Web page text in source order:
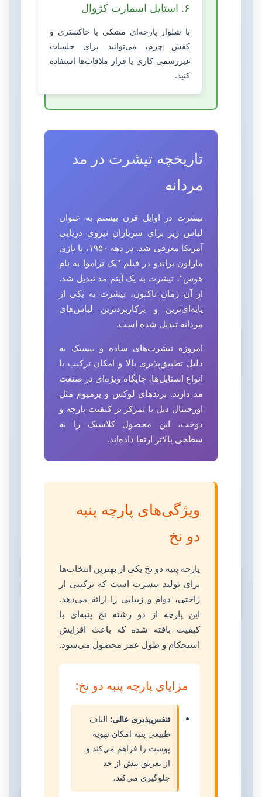
۶. استایل اسمارت کژوال
با شلوار پارچه‌ای مشکی یا خاکستری و
کفش چرم، می‌توانید برای جلسات
غیررسمی کاری یا قرار ملاقات‌ها استفاده
کنید.
تاریخچه تیشرت در مد
مردانه
تیشرت در اوایل قرن بیستم به عنوان
لباس زیر برای سربازان نیروی دریایی
آمریکا معرفی شد. در دهه ۱۹۵۰، با بازی
مارلون براندو در فیلم "یک تراموا به نام
هوس"، تیشرت به یک آیتم مد تبدیل شد.
از آن زمان تاکنون، تیشرت به یکی از
پایه‌ای‌ترین و پرکاربردترین لباس‌های
مردانه تبدیل شده است.
امروزه تیشرت‌های ساده و بیسیک به
دلیل تطبیق‌پذیری بالا و امکان ترکیب با
انواع استایل‌ها، جایگاه ویژه‌ای در صنعت
مد دارند. برندهای لوکس و پرمیوم مثل
اورجینال دیل با تمرکز بر کیفیت پارچه و
دوخت، این محصول کلاسیک را به
سطحی بالاتر ارتقا داده‌اند.
ویژگی‌های پارچه پنبه
دو نخ
پارچه پنبه دو نخ یکی از بهترین انتخاب‌ها
برای تولید تیشرت است که ترکیبی از
راحتی، دوام و زیبایی را ارائه می‌دهد.
این پارچه از دو رشته نخ پنبه‌ای با
کیفیت بافته شده که باعث افزایش
استحکام و طول عمر محصول می‌شود.
مزایای پارچه پنبه دو نخ:
تنفس‌پذیری عالی: الیاف
طبیعی پنبه امکان تهویه
پوست را فراهم می‌کند و
از تعریق بیش از حد
جلوگیری می‌کند.